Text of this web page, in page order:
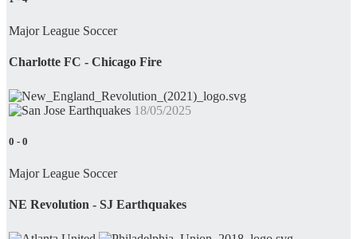
Major League Soccer
Charlotte FC - Chicago Fire
18/05/2025
0 - 0
Major League Soccer
NE Revolution - SJ Earthquakes